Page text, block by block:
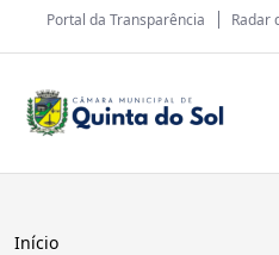
Portal da Transparência Radar
Início